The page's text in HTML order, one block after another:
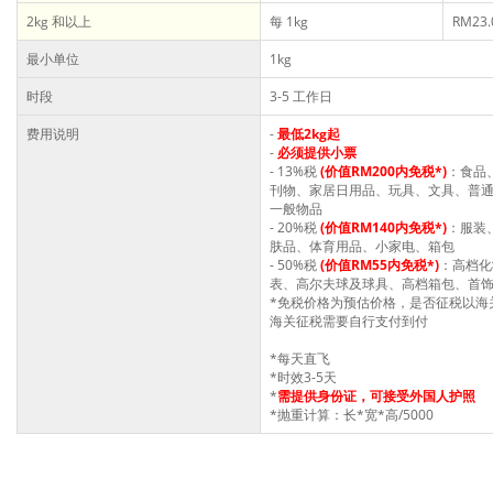
2kg 和以上
每 1kg
最小单位
1kg
时段
3-5 工作日
费用说明
-最低2kg起
- 必须提供小票
- 13%税(价值RM200内免税*) ：食
刊物、家居日用品、玩具、文具、普
一般物品
- 20%税(价值RM140内免税*) ：服
肤品、体育用品、小家电、箱包
- 50%税(价值RM55内免税*) ：高档
表、高尔夫球及球具、高档箱包、首饰
*免税价格为预估价格，是否征税以海
海关征税需要自行支付到付
*每天直飞
*时效3-5天
*需提供身份证，可接受外国人护照
*抛重计算：长*宽*高/5000